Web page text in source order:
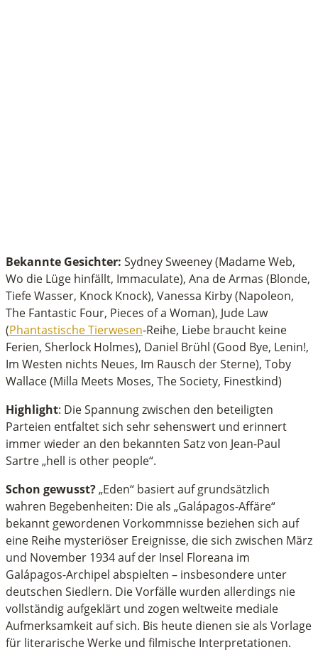
Bekannte Gesichter: Sydney Sweeney (Madame Web,
Wo die Lüge hinfällt, Immaculate), Ana de Armas (Blonde,
Tiefe Wasser, Knock Knock), Vanessa Kirby (Napoleon,
The Fantastic Four, Pieces of a Woman), Jude Law
(Phantastische Tierwesen-Reihe, Liebe braucht keine
Ferien, Sherlock Holmes), Daniel Brühl (Good Bye, Lenin!,
Im Westen nichts Neues, Im Rausch der Sterne), Toby
Wallace (Milla Meets Moses, The Society, Finestkind)
Highlight: Die Spannung zwischen den beteiligten
Parteien entfaltet sich sehr sehenswert und erinnert
immer wieder an den bekannten Satz von Jean-Paul
Sartre „hell is other people“.
Schon gewusst?„Eden“ basiert auf grundsätzlich
wahren Begebenheiten: Die als „Galápagos-Affäre“
bekannt gewordenen Vorkommnisse beziehen sich auf
eine Reihe mysteriöser Ereignisse, die sich zwischen März
und November 1934 auf der Insel Floreana im
Galápagos-Archipel abspielten – insbesondere unter
deutschen Siedlern. Die Vorfälle wurden allerdings nie
vollständig aufgeklärt und zogen weltweite mediale
Aufmerksamkeit auf sich. Bis heute dienen sie als Vorlage
für literarische Werke und filmische Interpretationen.